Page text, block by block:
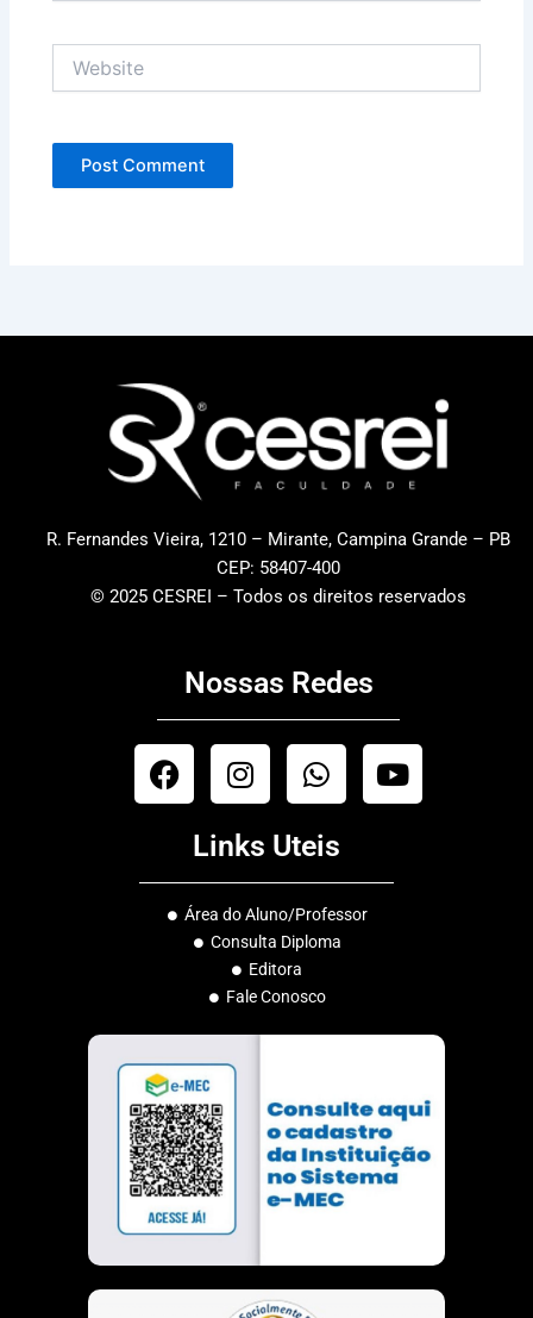
R. Fernandes Vieira, 1210 – Mirante, Campina Grande – PB
CEP: 58407-400
© 2025 CESREI – Todos os direitos reservados
Nossas Redes
F
a
b
o
I
n
t
a
g
r
a
m
W
h
t
s
a
p
Y
o
u
Links Uteis
Área do Aluno/Professor
Consulta Diploma
Editora
Fale Conosco